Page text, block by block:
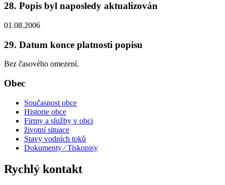
28. Popis byl naposledy aktualizován
01.08.2006
29. Datum konce platnosti popisu
Bez časového omezení.
Obec
Současnost obce
Historie obce
Firmy a služby v obci
životní situace
Stavy vodních toků
Dokumenty ⁄ Tiskopisy
Rychlý kontakt